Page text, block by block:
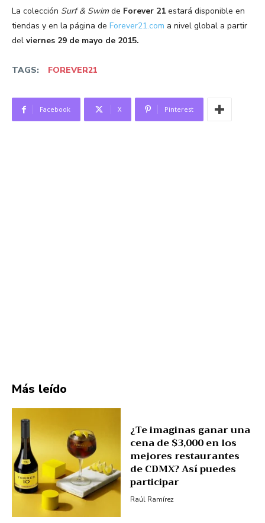
La colección Surf & Swimde Forever 21 estará disponible en
tiendas y en la página de Forever21.com a nivel global a partir
del viernes 29 de mayo de 2015.
TAGS: FOREVER21
Facebook X Pinterest
Más leído
¿Te imaginas ganar una
cena de $3,000 en los
mejores restaurantes
de CDMX? Así puedes
participar
Raúl Ramírez